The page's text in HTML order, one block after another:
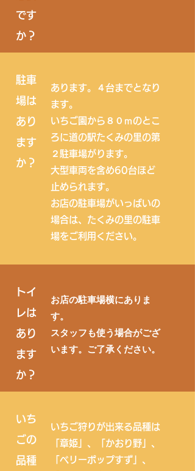
です
か？
​駐車
場は
あり
ます
か？
​あります。４台までとなり
ます。
いちご園から８０ｍのとこ
ろに道の駅たくみの里の第
２駐車場がります。
大型車両を含め60台ほど
止められます。
​お店の駐車場がいっぱいの
場合は、たくみの里の駐車
場をご利用ください。
トイ
レは
あり
ます
か？
​お店の駐車場横にありま
す。
​スタッフも使う場合がござ
います。ご了承ください。
いち
ごの
品種
いちご狩りが出来る品種は
「章姫」、「かおり野」、
「ベリーポップすず」、